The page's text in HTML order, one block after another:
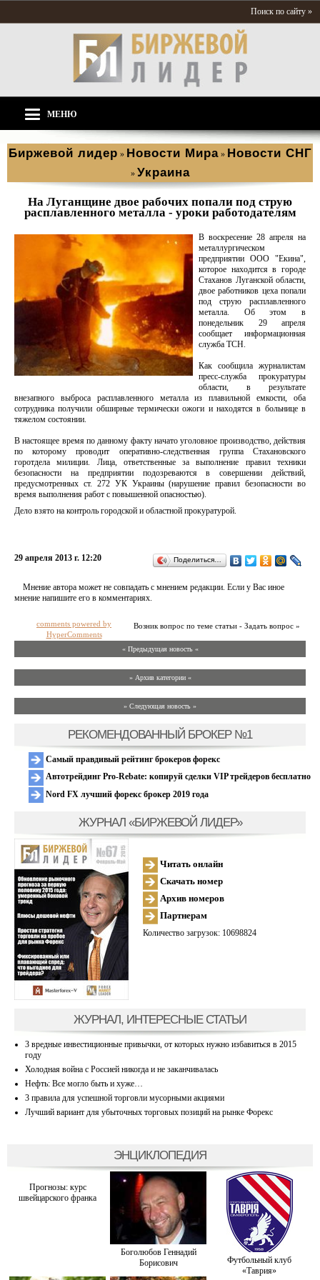
Поиск по сайту »
МЕНЮ
Биржевой лидер » Новости Мира » Новости СНГ
» Украина
На Луганщине двое рабочих попали под струю
расплавленного металла - уроки работодателям
В воскресение 28 апреля на
металлургическом
предприятии ООО "Екина",
которое находится в городе
Стаханов Луганской области,
двое работников цеха попали
под струю расплавленного
металла. Об этом в
понедельник 29 апреля
сообщает информационная
служба ТСН.
Как сообщила журналистам
пресс-служба прокуратуры
области, в результате
внезапного выброса расплавленного металла из плавильной емкости, оба
сотрудника получили обширные термически ожоги и находятся в больнице в
тяжелом состоянии.
В настоящее время по данному факту начато уголовное производство, действия
по которому проводит оперативно-следственная группа Стахановского
горотдела милиции. Лица, ответственные за выполнение правил техники
безопасности на предприятии подозреваются в совершении действий,
предусмотренных ст. 272 УК Украины (нарушение правил безопасности во
время выполнения работ с повышенной опасностью).
Дело взято на контроль городской и областной прокуратурой.
29 апреля 2013 г. 12:20 Поделиться…
Мнение автора может не совпадать с мнением редакции. Если у Вас иное
мнение напишите его в комментариях.
Возник вопрос по теме статьи - Задать вопрос »
comments powered by
HyperComments
« Предыдущая новость «
» Архив категории «
» Следующая новость »
РЕКОМЕНДОВАННЫЙ БРОКЕР №1
Самый правдивый рейтинг брокеров форекс
Автотрейдинг Pro-Rebate: копируй сделки VIP трейдеров бесплатно
Nord FX лучший форекс брокер 2019 года
ЖУРНАЛ «БИРЖЕВОЙ ЛИДЕР»
Читать онлайн
Скачать номер
Архив номеров
Партнерам
Количество загрузок: 10698824
ЖУРНАЛ, ИНТЕРЕСНЫЕ СТАТЬИ
3 вредные инвестиционные привычки, от которых нужно избавиться в 2015
году
Холодная война с Россией никогда и не заканчивалась
Нефть: Все могло быть и хуже…
3 правила для успешной торговли мусорными акциями
Лучший вариант для убыточных торговых позиций на рынке Форекс
ЭНЦИКЛОПЕДИЯ
Прогнозы: курс
швейцарского франка
Боголюбов Геннадий
Борисович
Футбольный клуб
«Таврия»